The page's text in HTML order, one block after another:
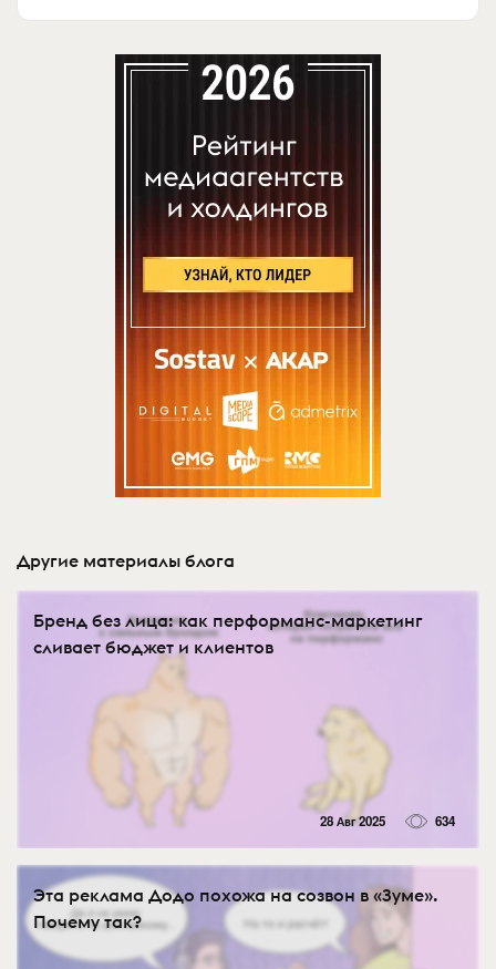
Другие материалы блога
Бренд без лица: как перформанс-маркетинг
сливает бюджет и клиентов
28 Авг 2025 634
Эта реклама Додо похожа на созвон в «Зуме».
Почему так?